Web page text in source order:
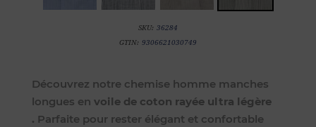
SKU: 36284
GTIN: 9306621030749
Découvrez notre chemise homme manches
longues en voile de coton rayée ultra légère
. Parfaite pour rester élégant et confortable